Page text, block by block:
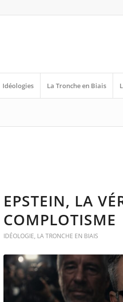
Idéologies La Tronche en Biais
EPSTEIN, LA
COMPLOTISME
IDÉOLOGIE, LA TRONCHE EN BIAIS